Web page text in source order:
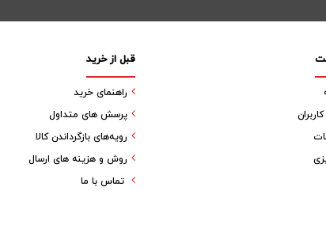
قبل از خرید
راهنمای خرید
پرسش های متداول
رویه‌های بازگرداندن کالا
روش و هزینه های ارسال
تماس با ما